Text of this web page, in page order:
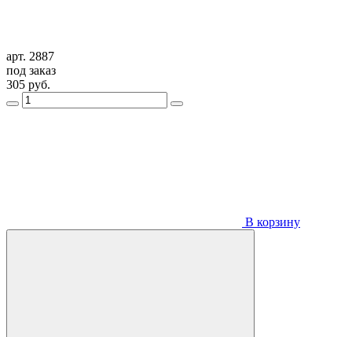
арт. 2887
под заказ
305 руб.
В корзину